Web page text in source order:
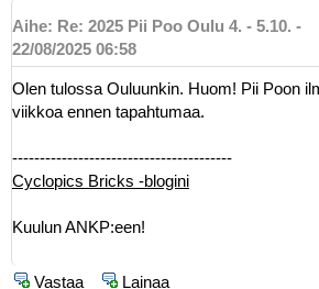
Aihe: Re: 2025 Pii Poo Oulu 4. - 5.10. -
22/08/2025 06:58
Olen tulossa Ouluunkin. Huom! Pii Poon
viikkoa ennen tapahtumaa.
----------------------------------------
Cyclopics Bricks -blogini
Kuulun ANKP:een!
Vastaa Lainaa